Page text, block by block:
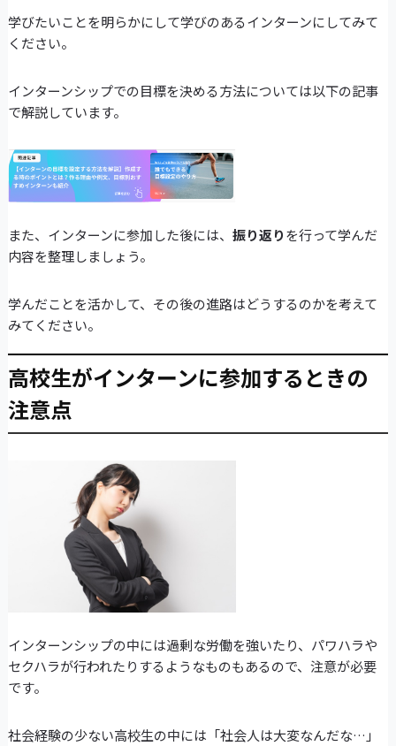
学びたいことを明らかにして学びのあるインターンにしてみて
ください。
インターンシップでの目標を決める方法については以下の記事
で解説しています。
また、インターンに参加した後には、 振り返りを行って学んだ
内容を整理しましょう。
学んだことを活かして、その後の進路はどうするのかを考えて
みてください。
高校生がインターンに参加するときの
注意点
インターンシップの中には過剰な労働を強いたり、パワハラや
セクハラが行われたりするようなものもあるので、注意が必要
です。
社会経験の少ない高校生の中には「社会人は大変なんだな…」